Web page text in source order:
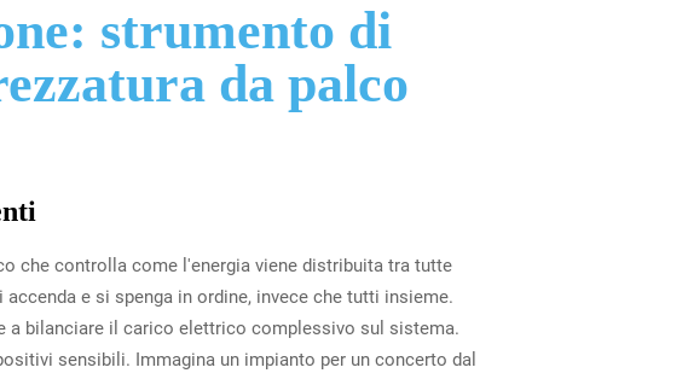
strumento di
da palco
che controlla come l'energia viene distribuita tra tutte
e si spenga in ordine, invece che tutti insieme.
a bilanciare il carico elettrico complessivo sul sistema.
sensibili. Immagina un impianto per un concerto dal